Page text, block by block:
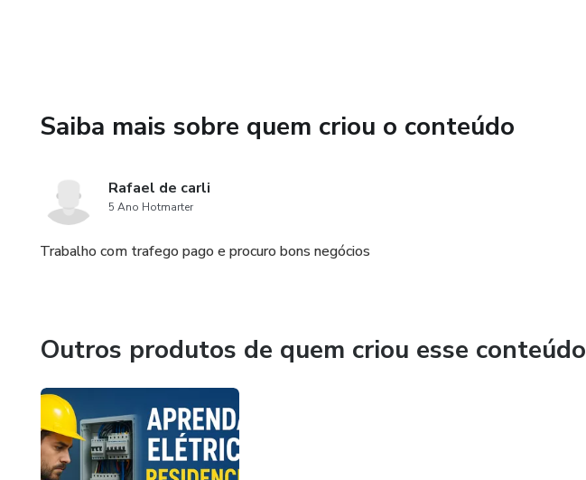
Saiba mais sobre quem criou o conteúdo
Rafael de carli
5 Ano Hotmarter
Trabalho com trafego pago e procuro bons negócios
Outros produtos de quem criou esse conteúdo